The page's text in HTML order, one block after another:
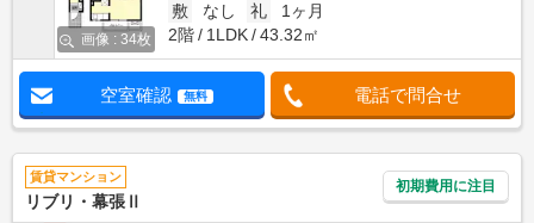
画像 : 34枚
敷
なし 礼
1ヶ月
2階
1LDK 43.32㎡
空室確認 無料 電話で問合せ
賃貸マンション
リブリ・幕張Ⅱ
初期費用に注目